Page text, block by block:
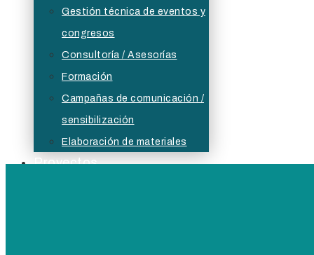
Gestión técnica de eventos y
congresos
Consultoría / Asesorías
Formación
Campañas de comunicación /
sensibilización
Elaboración de materiales
Proyectos